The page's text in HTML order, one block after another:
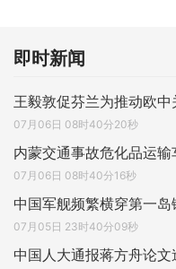
即时新闻
王毅敦促芬兰为推动欧
07月06日 08时40分20秒
内蒙交通事故危化品运
07月06日 08时40分16秒
中国军舰频繁横穿第一
07月05日 23时40分09秒
中国人大通报蒋方舟论